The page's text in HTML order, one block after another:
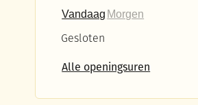
Vandaag Morgen
Gesloten
Alle openingsuren